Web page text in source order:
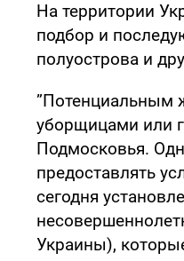
На территории
подбор и
полуострова и
”Потенциальным
уборщицами или
Подмосковья.
предоставлять
сегодня
Украины),